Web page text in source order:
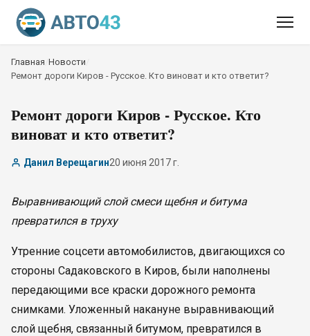
Главная Новости
Ремонт дороги Киров - Русское. Кто виноват и кто ответит?
Ремонт дороги Киров - Русское. Кто
виноват и кто ответит?
Данил Верещагин20 июня 2017 г.
Выравнивающий слой смеси щебня и битума
превратился в труху
Утренние соцсети автомобилистов, двигающихся со
стороны Садаковского в Киров, были наполнены
передающими все краски дорожного ремонта
снимками. Уложенный накануне выравнивающий
слой щебня, связанный битумом, превратился в